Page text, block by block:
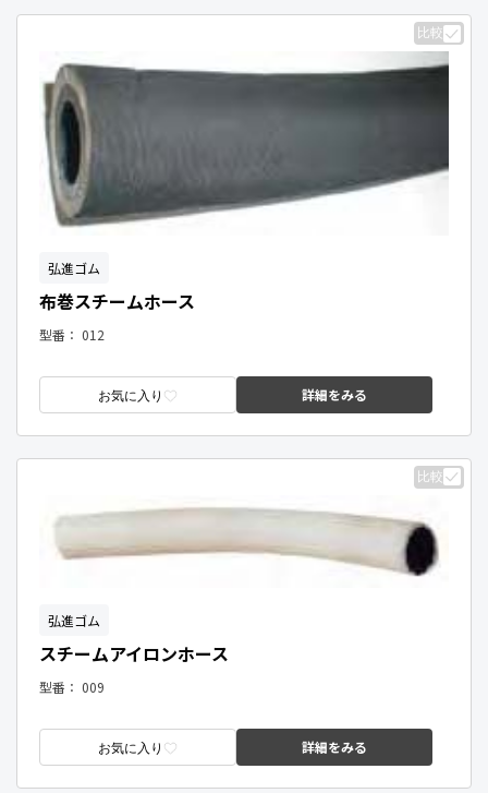
比較
弘進ゴム
布巻スチームホース
型番： 012
お気に入り 詳細をみる
比較
弘進ゴム
スチームアイロンホース
型番： 009
お気に入り 詳細をみる